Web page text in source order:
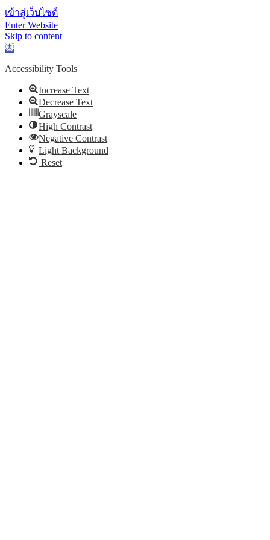
เข้าสู่เว็บไซต์
Enter Website
Skip to content
Open toolbar
Accessibility Tools
Increase Text
Decrease Text
Grayscale
High Contrast
Negative Contrast
Light Background
Reset